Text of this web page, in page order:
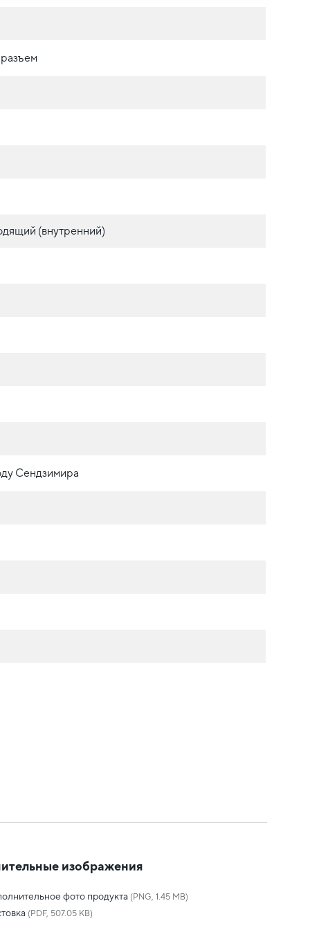
(внутренний)
Сендзимира
изображения
фото продукта (PNG, 1.45 MB)
(PDF, 507.05 KB)